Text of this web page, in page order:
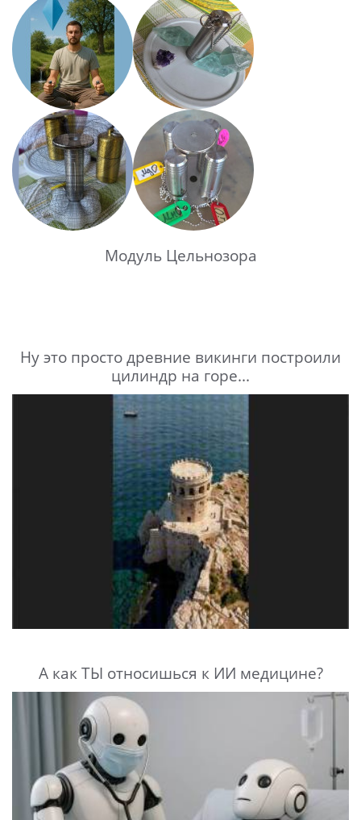
Модуль Цельнозора
Ну это просто древние викинги построили
цилиндр на горе...
А как ТЫ относишься к ИИ медицине?